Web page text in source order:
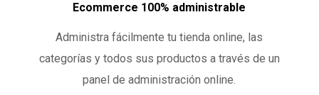
Ecommerce 100% administrable
Administra fácilmente tu tienda online, las
categorías y todos sus productos a través de un
panel de administración online.